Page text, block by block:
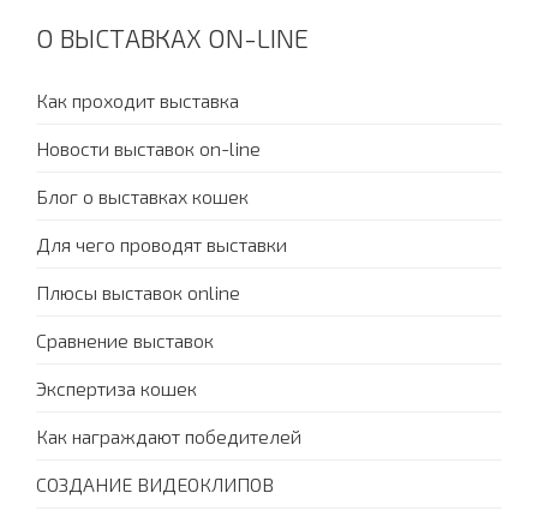
О ВЫСТАВКАХ ON-LINE
Как проходит выставка
Новости выставок on-line
Блог о выставках кошек
Для чего проводят выставки
Плюсы выставок online
Сравнение выставок
Экспертиза кошек
Как награждают победителей
СОЗДАНИЕ ВИДЕОКЛИПОВ